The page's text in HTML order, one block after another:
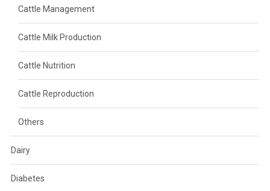
Cattle Management
Cattle Milk Production
Cattle Nutrition
Cattle Reproduction
Others
Dairy
Diabetes